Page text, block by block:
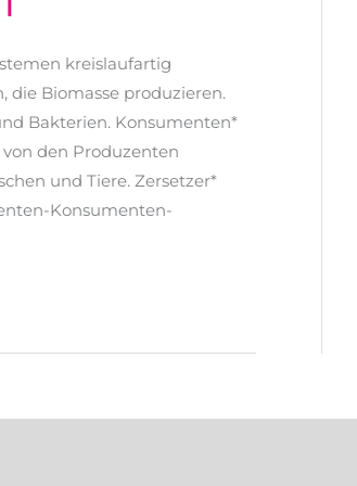
kreislaufartig
die Biomasse produzieren.
Bakterien. Konsumenten*
den Produzenten
und Tiere. Zersetzer*
Konsumenten-